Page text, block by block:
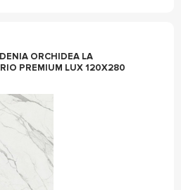
ORCHIDEA LA
PREMIUM LUX 120X280